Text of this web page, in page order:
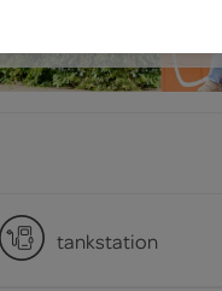
tankstation